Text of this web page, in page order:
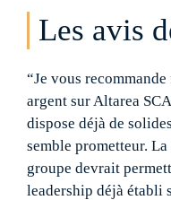
Les avis
“Je vous
argent sur Altarea
dispose déjà de
semble prometteur.
groupe devrait
leadership déjà établi